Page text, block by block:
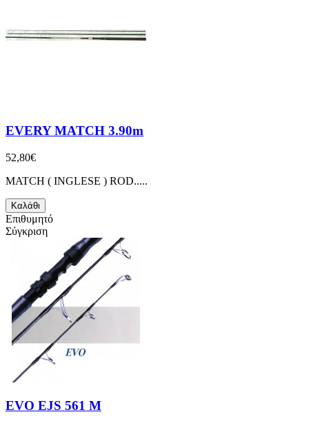
EVERY MATCH 3.90m
52,80€
MATCH ( INGLESE ) ROD.....
Καλάθι
Επιθυμητό
Σύγκριση
EVO EJS 561 M